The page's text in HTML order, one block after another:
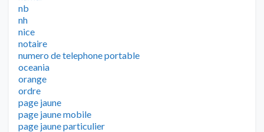
nb
nh
nice
notaire
numero de telephone portable
oceania
orange
ordre
page jaune
page jaune mobile
page jaune particulier